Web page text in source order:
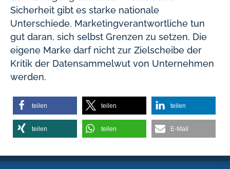
Sicherheit gibt es starke nationale
Unterschiede. Marketingverantwortliche tun
gut daran, sich selbst Grenzen zu setzen. Die
eigene Marke darf nicht zur Zielscheibe der
Kritik der Datensammelwut von Unternehmen
werden.
teilen teilen teilen
teilen teilen E-Mail